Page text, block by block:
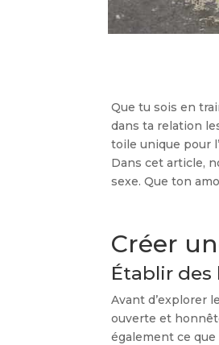
Que tu sois en
dans ta relation
toile unique pour
Dans cet article,
sexe. Que ton
Créer
Établir
Avant d’explorer
ouverte et
également ce